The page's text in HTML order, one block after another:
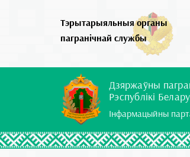
Тэрытарыяльныя органы
пагранічнай службы
Дзяржаўны
Рэспублікі
Інфармацыйны